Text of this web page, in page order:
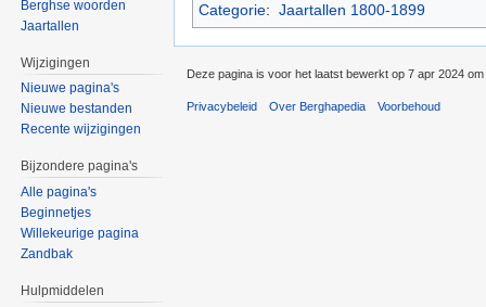
Categorie: Jaartallen 1800-1899
Berghse woorden
Jaartallen
Wijzigingen
Nieuwe pagina's
Nieuwe bestanden
Recente wijzigingen
Bijzondere pagina's
Alle pagina's
Beginnetjes
Willekeurige pagina
Zandbak
Hulpmiddelen
Deze pagina is voor het laatst bewerkt op 7 apr 2024 om
Privacybeleid Over Berghapedia Voorbehoud